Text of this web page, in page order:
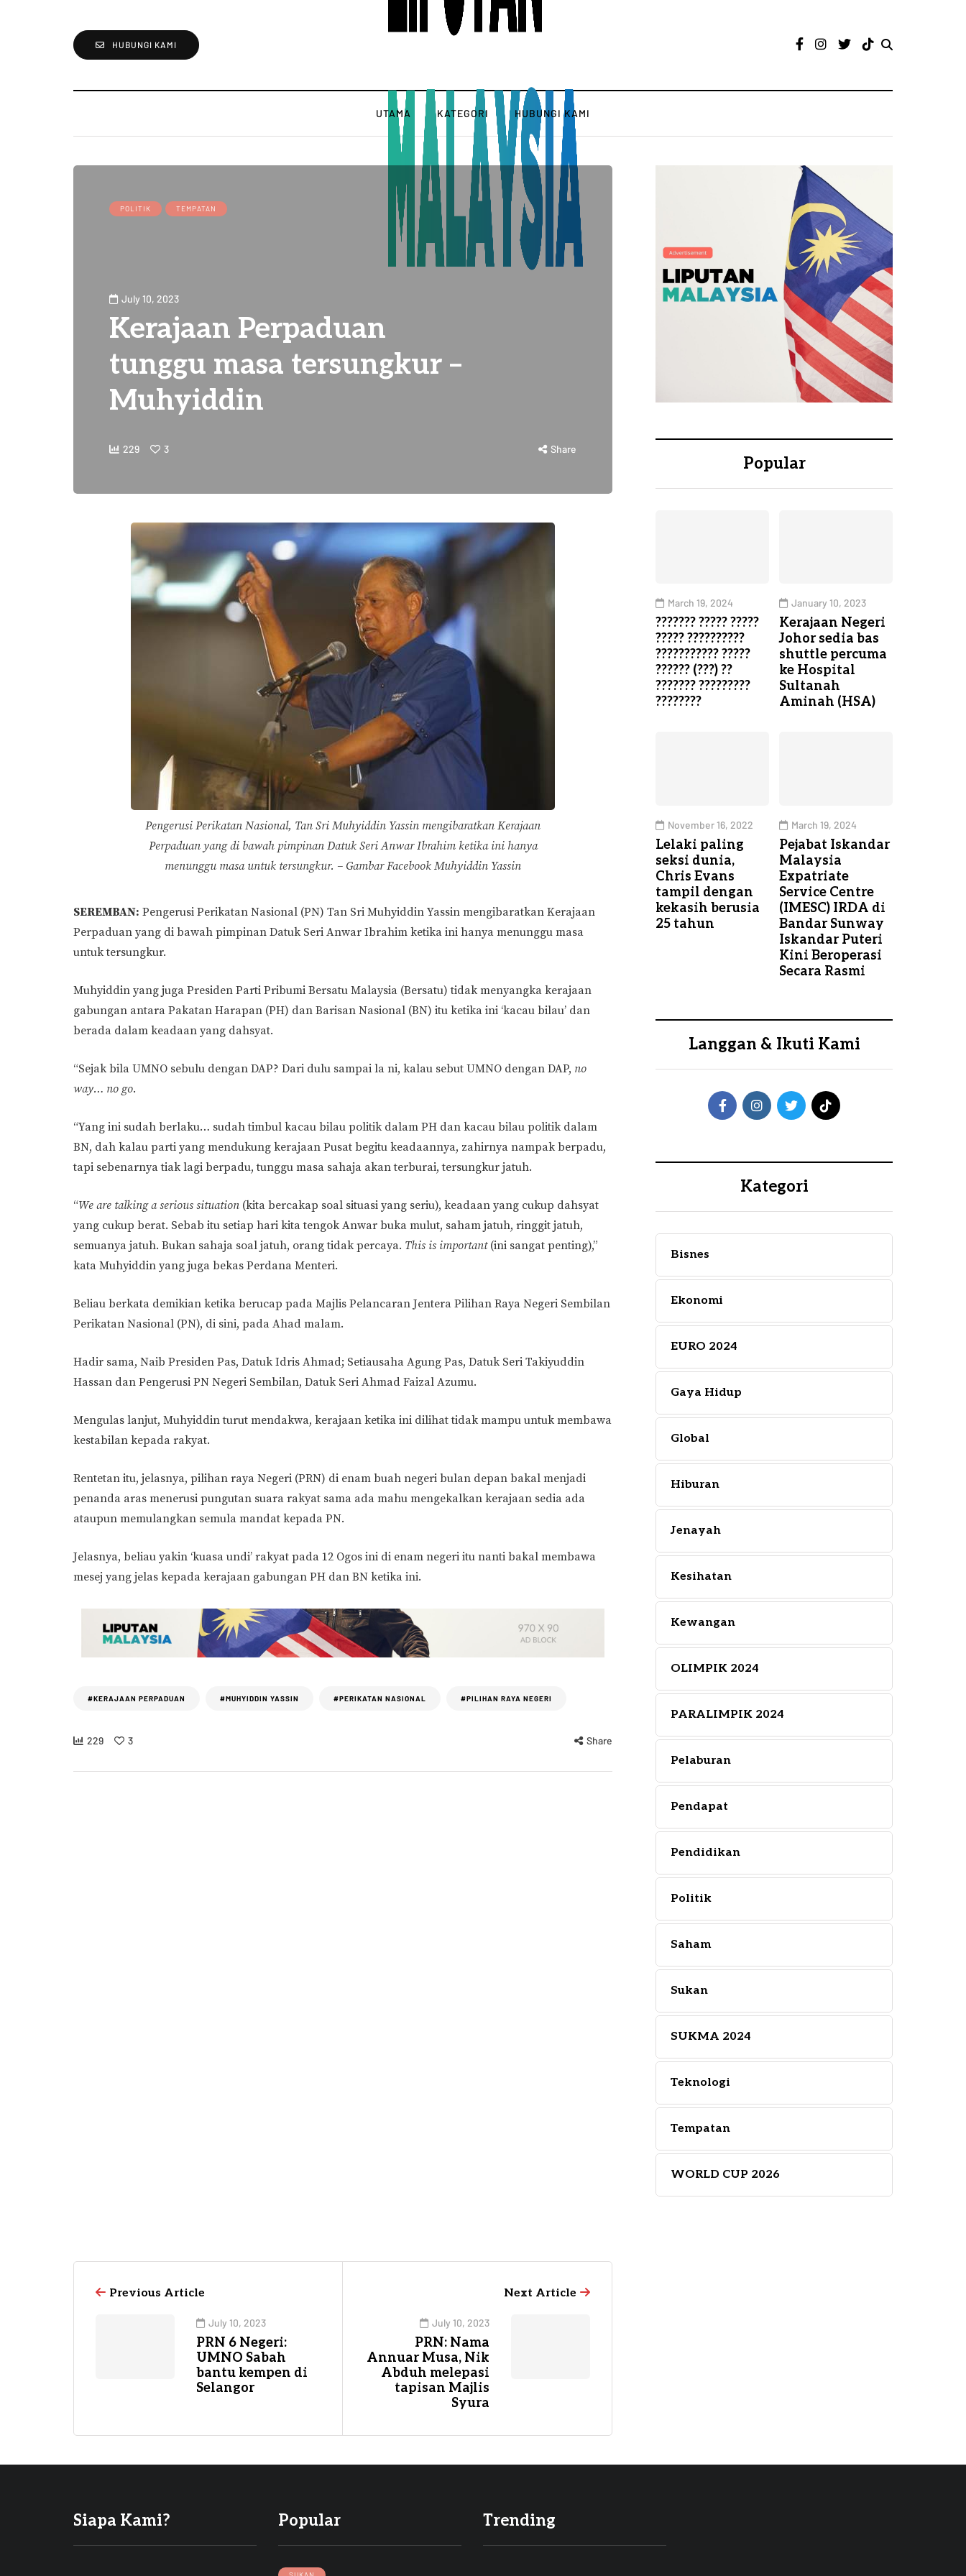
HUBUNGI KAMI
UTAMA KATEGORI HUBUNGI KAMI
POLITIK TEMPATAN
July 10, 2023
Kerajaan Perpaduan
tunggu masa tersungkur –
Muhyiddin
229 3 Share
Pengerusi Perikatan Nasional, Tan Sri Muhyiddin Yassin mengibaratkan Kerajaan
Perpaduan yang di bawah pimpinan Datuk Seri Anwar Ibrahim ketika ini hanya
menunggu masa untuk tersungkur. – Gambar Facebook Muhyiddin Yassin
SEREMBAN: Pengerusi Perikatan Nasional (PN) Tan Sri Muhyiddin Yassin mengibaratkan Kerajaan
Perpaduan yang di bawah pimpinan Datuk Seri Anwar Ibrahim ketika ini hanya menunggu masa
untuk tersungkur.
Muhyiddin yang juga Presiden Parti Pribumi Bersatu Malaysia (Bersatu) tidak menyangka kerajaan
gabungan antara Pakatan Harapan (PH) dan Barisan Nasional (BN) itu ketika ini ‘kacau bilau’ dan
berada dalam keadaan yang dahsyat.
“Sejak bila UMNO sebulu dengan DAP? Dari dulu sampai la ni, kalau sebut UMNO dengan DAP, no
way… no go.
“Yang ini sudah berlaku… sudah timbul kacau bilau politik dalam PH dan kacau bilau politik dalam
BN, dah kalau parti yang mendukung kerajaan Pusat begitu keadaannya, zahirnya nampak berpadu,
tapi sebenarnya tiak lagi berpadu, tunggu masa sahaja akan terburai, tersungkur jatuh.
“We are talking a serious situation (kita bercakap soal situasi yang seriu), keadaan yang cukup dahsyat
yang cukup berat. Sebab itu setiap hari kita tengok Anwar buka mulut, saham jatuh, ringgit jatuh,
semuanya jatuh. Bukan sahaja soal jatuh, orang tidak percaya. This is important(ini sangat penting),”
kata Muhyiddin yang juga bekas Perdana Menteri.
Beliau berkata demikian ketika berucap pada Majlis Pelancaran Jentera Pilihan Raya Negeri Sembilan
Perikatan Nasional (PN), di sini, pada Ahad malam.
Hadir sama, Naib Presiden Pas, Datuk Idris Ahmad; Setiausaha Agung Pas, Datuk Seri Takiyuddin
Hassan dan Pengerusi PN Negeri Sembilan, Datuk Seri Ahmad Faizal Azumu.
Mengulas lanjut, Muhyiddin turut mendakwa, kerajaan ketika ini dilihat tidak mampu untuk membawa
kestabilan kepada rakyat.
Rentetan itu, jelasnya, pilihan raya Negeri (PRN) di enam buah negeri bulan depan bakal menjadi
penanda aras menerusi pungutan suara rakyat sama ada mahu mengekalkan kerajaan sedia ada
ataupun memulangkan semula mandat kepada PN.
Jelasnya, beliau yakin ‘kuasa undi’ rakyat pada 12 Ogos ini di enam negeri itu nanti bakal membawa
mesej yang jelas kepada kerajaan gabungan PH dan BN ketika ini.
#KERAJAAN PERPADUAN #MUHYIDDIN YASSIN #PERIKATAN NASIONAL #PILIHAN RAYA NEGERI
229 3 Share
Popular
March 19, 2024
??????? ????? ?????
????? ??????????
??????????? ?????
?????? (???) ??
??????? ?????????
????????
January 10, 2023
Kerajaan Negeri
Johor sedia bas
shuttle percuma
ke Hospital
Sultanah
Aminah (HSA)
November 16, 2022
Lelaki paling
seksi dunia,
Chris Evans
tampil dengan
kekasih berusia
25 tahun
March 19, 2024
Pejabat Iskandar
Malaysia
Expatriate
Service Centre
(IMESC) IRDA di
Bandar Sunway
Iskandar Puteri
Kini Beroperasi
Secara Rasmi
Langgan & Ikuti Kami
Kategori
Bisnes
Ekonomi
EURO 2024
Gaya Hidup
Global
Hiburan
Jenayah
Kesihatan
Kewangan
OLIMPIK 2024
PARALIMPIK 2024
Pelaburan
Pendapat
Pendidikan
Politik
Saham
Sukan
SUKMA 2024
Teknologi
Tempatan
WORLD CUP 2026
Previous Article
July 10, 2023
PRN 6 Negeri:
UMNO Sabah
bantu kempen di
Selangor
Next Article
July 10, 2023
PRN: Nama
Annuar Musa, Nik
Abduh melepasi
tapisan Majlis
Syura
Siapa Kami? Popular Trending